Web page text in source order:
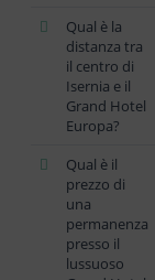
Qual è la
distanza tra
il centro di
Isernia e il
Grand Hotel
Europa?
Qual è il
prezzo di
una
permanenza
presso il
lussuoso